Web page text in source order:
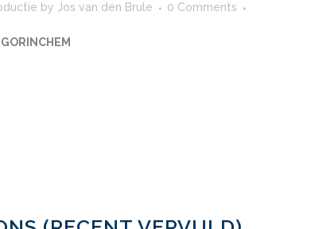
by Jos van den Brule 0 Comments